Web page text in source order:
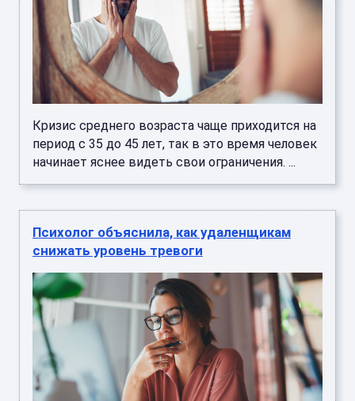
Кризис среднего возраста чаще приходится на
период с 35 до 45 лет, так в это время человек
начинает яснее видеть свои ограничения. ...
Психолог объяснила, как удаленщикам
снижать уровень тревоги